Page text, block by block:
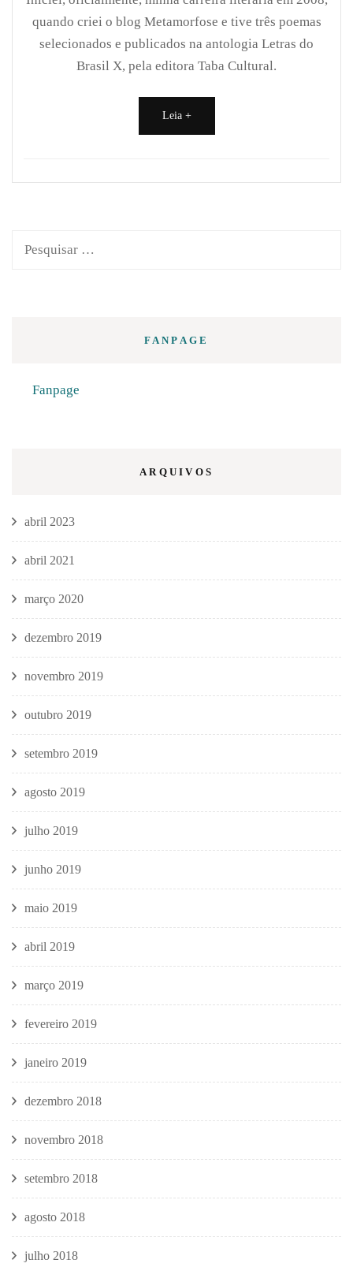
quando criei o blog Metamorfose e tive três poemas
selecionados e publicados na antologia Letras do
Brasil X, pela editora Taba Cultural.
Leia +
Pesquisar
FANPAGE
Fanpage
ARQUIVOS
abril 2023
abril 2021
março 2020
dezembro 2019
novembro 2019
outubro 2019
setembro 2019
agosto 2019
julho 2019
junho 2019
maio 2019
abril 2019
março 2019
fevereiro 2019
janeiro 2019
dezembro 2018
novembro 2018
setembro 2018
agosto 2018
julho 2018